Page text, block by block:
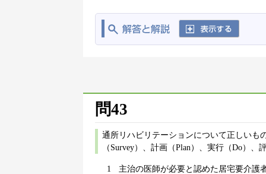
問43
通所リハビリテーションについて正しいも
（Survey）、計画（Plan）、実行（Do）
1
主治の医師が必要と認めた居宅要介護